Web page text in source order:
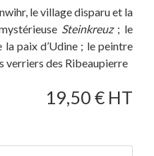
le village disparu et la
Steinkreuz ; le
paix d’Udine ; le peintre
verriers des Ribeaupierre
19,50 € HT